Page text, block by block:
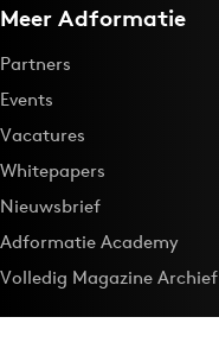
Meer Adformatie
Partners
Events
Vacatures
Whitepapers
Nieuwsbrief
Adformatie Academy
Volledig Magazine Archief